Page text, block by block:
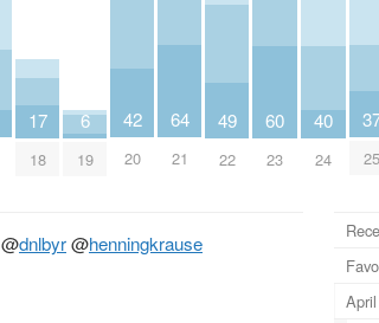
17
18
6
19
42
20
64
21
49
22
60
23
40
24 25
@dnlbyr@henningkrause